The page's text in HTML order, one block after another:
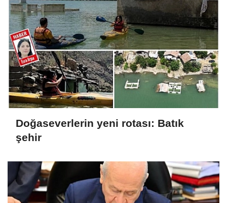
Doğaseverlerin yeni rotası: Batık
şehir